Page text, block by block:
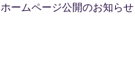
ホームページ公開のお知らせ